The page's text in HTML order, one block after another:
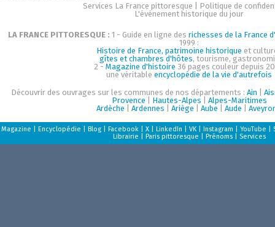
Services La France pittoresque
Politique de
L'événement historique du jour
LA FRANCE PITTORESQUE : 1 - Guide en ligne des richesses de la France
1999 :
Histoire de France, patrimoine historique et
gîtes et chambres d'hôtes, tourisme,
2 - Magazine d'histoire 36 pages couleur depuis
une véritable encyclopédie de la vie d'autrefois
Découvrir des ouvrages sur les communes de nos départements : Ain
Provence
Hautes-Alpes
Alpes-Maritimes
Ardèche
Ardennes Ariège Aube Aude
Magazine Encyclopédie Blog| Facebook| X| LinkedIn VK| Instagram YouTube
Librairie
Paris pittoresque Prénoms| Services